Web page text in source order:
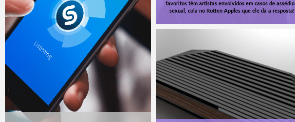
favoritos têm artistas envolvidos em casos de assédio
sexual, cola no Rotten Apples que ele dá a resposta!